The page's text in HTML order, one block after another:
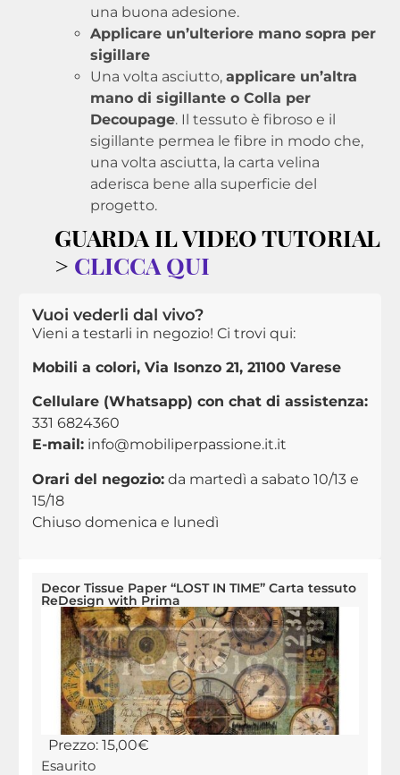
Decor Tissue Paper “LOST IN TIME” Carta tessuto
ReDesign with Prima
Prezzo: 15,00€
Esaurito
una buona adesione.
Applicare un’ulteriore mano sopra per
sigillare
Una volta asciutto, applicare un’altra
mano di sigillante o Colla per
Decoupage. Il tessuto è fibroso e il
sigillante permea le fibre in modo che,
una volta asciutta, la carta velina
aderisca bene alla superficie del
progetto.
GUARDA IL VIDEO TUTORIAL
> CLICCA QUI
Vuoi vederli dal vivo?
Vieni a testarli in negozio! Ci trovi qui:
Mobili a colori, Via Isonzo 21, 21100 Varese
Cellulare (Whatsapp) con chat di assistenza:
331 6824360
E-mail: info@mobiliperpassione.it.it
Orari del negozio:da martedì a sabato 10/13 e
15/18
Chiuso domenica e lunedì